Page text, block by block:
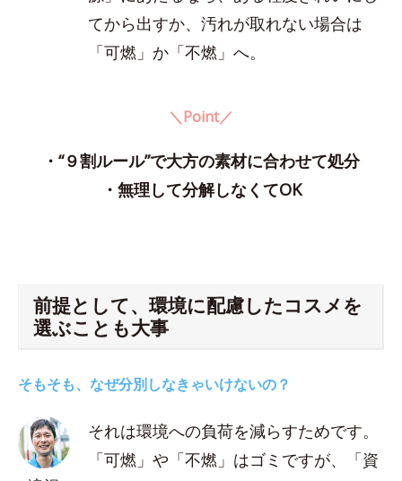
てから出すか、汚れが取れない場合は
「可燃」か「不燃」へ。
＼Point／
・“９割ルール”で大方の素材に合わせて処分
・無理して分解しなくてOK
前提として、環境に配慮したコスメを
選ぶことも大事
そもそも、なぜ分別しなきゃいけないの？
それは環境への負荷を減らすためです。
「可燃」や「不燃」はゴミですが、「資